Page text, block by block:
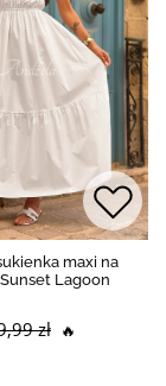
maxi na
Lagoon
zł 🔥